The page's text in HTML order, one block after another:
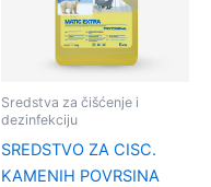
Sredstva za čišćenje i
dezinfekciju
SREDSTVO ZA CISC.
KAMENIH POVRSINA